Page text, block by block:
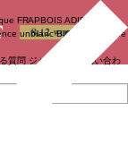
FRAPBOIS ADIEU
unbilanc BIGI online store
質問 ジャーナル
お問い合わ